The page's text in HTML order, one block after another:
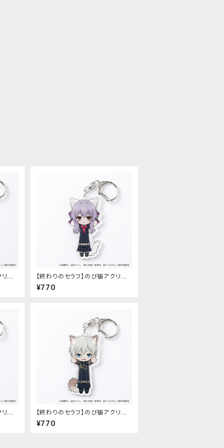
ル
【終わりのセラフ】のび猫アクリル
キーホルダー（柊シノア）
¥770
ル
【終わりのセラフ】のび猫アクリル
キーホルダー（柊深夜）
¥770